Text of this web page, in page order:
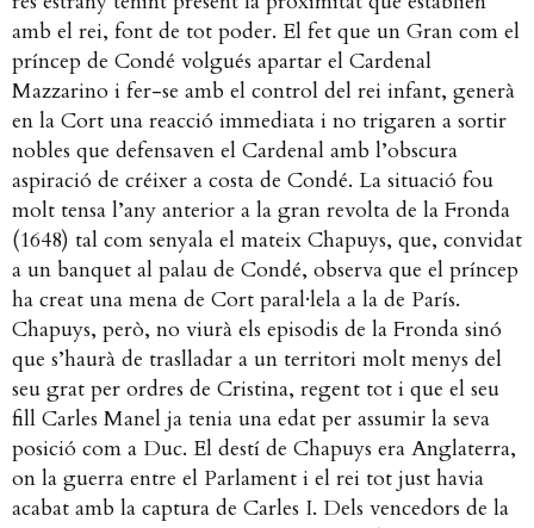
amb el rei, font de tot poder. El fet que un Gran com el
príncep de Condé volgués apartar el Cardenal
Mazzarino i fer-se amb el control del rei infant, generà
en la Cort una reacció immediata i no trigaren a sortir
nobles que defensaven el Cardenal amb l’obscura
aspiració de créixer a costa de Condé. La situació fou
molt tensa l’any anterior a la gran revolta de la Fronda
(1648) tal com senyala el mateix Chapuys, que, convidat
a un banquet al palau de Condé, observa que el príncep
ha creat una mena de Cort paral·lela a la de París.
Chapuys, però, no viurà els episodis de la Fronda sinó
que s’haurà de traslladar a un territori molt menys del
seu grat per ordres de Cristina, regent tot i que el seu
fill Carles Manel ja tenia una edat per assumir la seva
posició com a Duc. El destí de Chapuys era Anglaterra,
on la guerra entre el Parlament i el rei tot just havia
acabat amb la captura de Carles I. Dels vencedors de la